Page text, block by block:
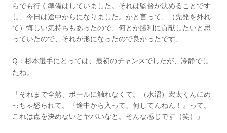
らでも行く準備はしていました。それは監督が決めることです
し、今日は途中からになりました。かと言って、（先発を外れ
て）悔しい気持ちもあったので、何とか勝利に貢献したいと思
っていたので、それが形になったので良かったです」
Q：杉本選手にとっては、最初のチャンスでしたが、冷静でし
たね。
「それまで全然、ボールに触れなくて。（水沼）宏太くんにめ
っちゃ怒られて。『途中から入って、何してんねん！』って。
これは点を決めないとヤバいなと。そんな感じです（笑）」